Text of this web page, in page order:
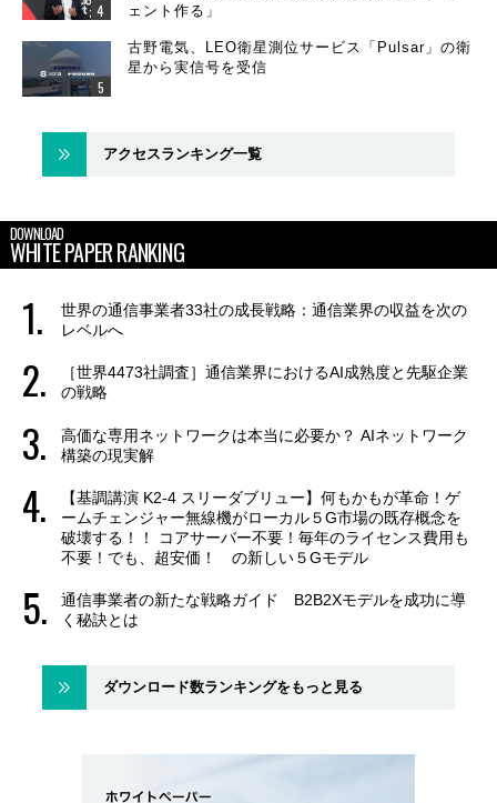
ェント作る」
古野電気、LEO衛星測位サービス「Pulsar」の衛
星から実信号を受信
アクセスランキング一覧
DOWNLOAD
WHITE PAPER RANKING
世界の通信事業者33社の成長戦略：通信業界の収益を次の
レベルへ
［世界4473社調査］通信業界におけるAI成熟度と先駆企業
の戦略
高価な専用ネットワークは本当に必要か？ AIネットワーク
構築の現実解
【基調講演 K2-4 スリーダブリュー】何もかもが革命！ゲ
ームチェンジャー無線機がローカル５G市場の既存概念を
破壊する！！ コアサーバー不要！毎年のライセンス費用も
不要！でも、超安価！ の新しい５Gモデル
通信事業者の新たな戦略ガイド B2B2Xモデルを成功に導
く秘訣とは
ダウンロード数ランキングをもっと見る